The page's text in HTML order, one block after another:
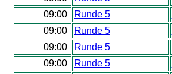
09:00
Runde 5
09:00
Runde 5
09:00
Runde 5
09:00
Runde 5